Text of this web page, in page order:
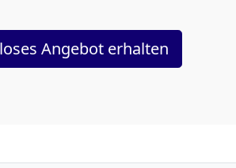
Angebot erhalten